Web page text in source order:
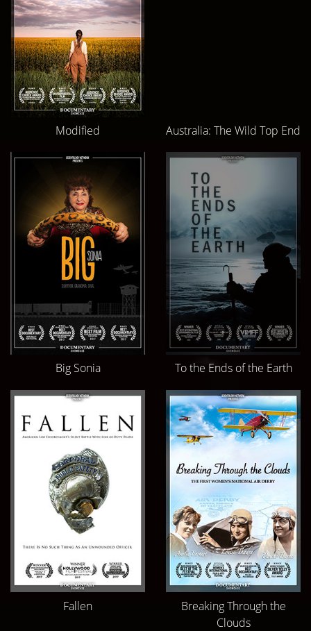
Modified Australia: The Wild Top End
Big Sonia To the Ends of the Earth
Fallen
Breaking Through the
Clouds